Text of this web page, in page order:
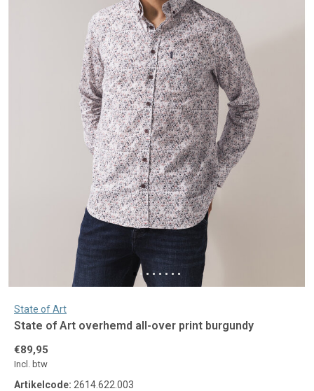
State of Art
State of Art overhemd all-over print burgundy
€89,95
Incl. btw
Artikelcode: 2614.622.003